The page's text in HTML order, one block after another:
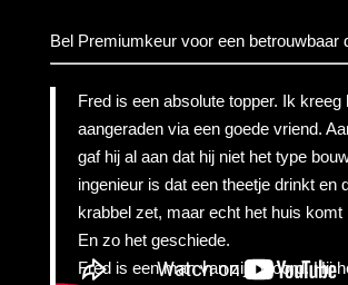
Bel Premiumkeur voor een betrouwbaar
Fred is een absolute topper. Ik kreeg
aangeraden via een goede vriend.
gaf hij al aan dat hij niet het type
ingenieur is dat een theetje drinkt en
krabbel zet, maar echt het huis komt
En zo het geschiede.
Fred is een man van zijn woord. Hij